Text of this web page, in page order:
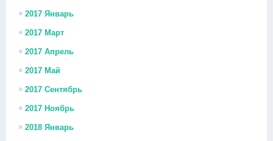
2017 Январь
2017 Март
2017 Апрель
2017 Май
2017 Сентябрь
2017 Ноябрь
2018 Январь